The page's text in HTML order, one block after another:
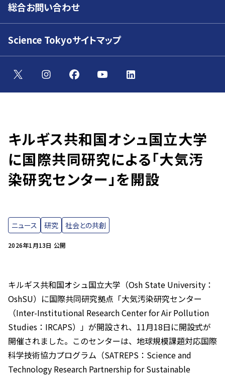
総合お問い合わせ
Science Tokyoサイトマップ
キルギス共和国オシュ国立大学
に国際共同研究による「大気汚
染研究センター」を開設
2026年1月13日 公開
ニュース 研究 社会との共創
キルギス共和国オシュ国立大学（Osh State University：
OshSU）に国際共同研究拠点「大気汚染研究センター
（Inter-Institutional Research Center for Air Pollution
Studies：IRCAPS）」が開設され、11月18日に開設式が
開催されました。このセンターは、地球規模課題対応国際
科学技術協力プログラム（SATREPS：Science and
Technology Research Partnership for Sustainable